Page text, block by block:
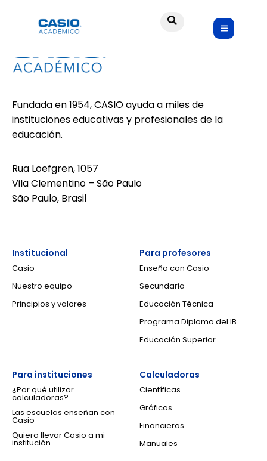
Fundada en 1954, CASIO ayuda a miles de
instituciones educativas y profesionales de la
educación.
Rua Loefgren, 1057
Vila Clementino – São Paulo
São Paulo, Brasil
Institucional
Casio
Nuestro equipo
Principios y valores
Para profesores
Enseño con Casio
Secundaria
Educación Técnica
Programa Diploma del IB
Educación Superior
Para instituciones
¿Por qué utilizar
calculadoras?
Las escuelas enseñan con
Casio
Quiero llevar Casio a mi
institución
Calculadoras
Científicas
Gráficas
Financieras
Manuales